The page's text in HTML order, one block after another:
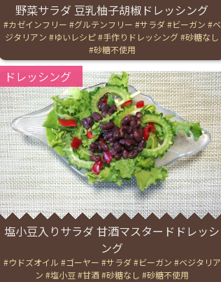
野菜サラダ 豆乳柚子胡椒ドレッシング
Tags:
カゼインフリー グルテンフリー サラダ ビーガン
ベ
ジタリアン
ゆいレシピ 手作りドレッシング
砂糖なし
砂糖不使用
Categories:
ドレッシング
塩小豆入りサラダ 甘酒マスタードドレッシ
ング
Tags:
ウドズオイル ゴーヤー サラダ ビーガン
ベジタリア
ン
塩小豆 甘酒 砂糖なし 砂糖不使用